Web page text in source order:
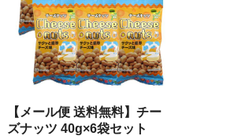
【メール便 送料無料】チー
ズナッツ 40g×6袋セット